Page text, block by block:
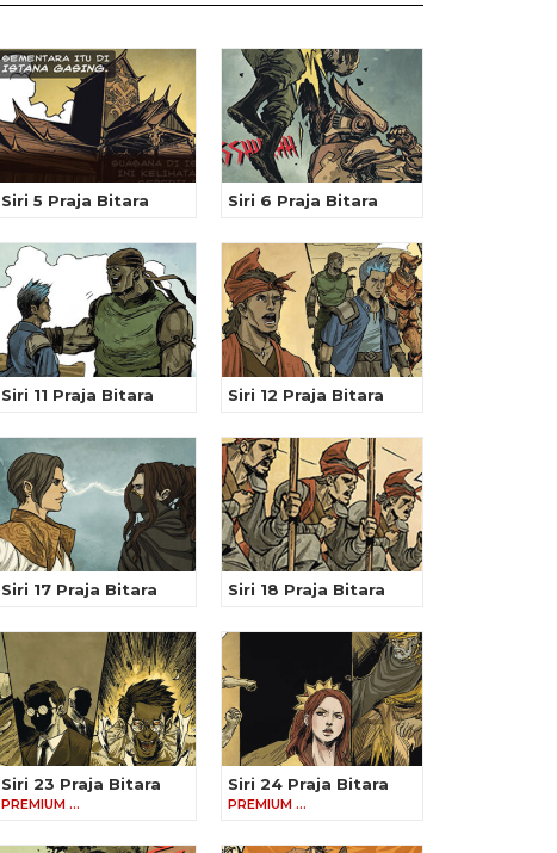
Siri 5 Praja Bitara Siri 6 Praja Bitara
Siri 11 Praja Bitara Siri 12 Praja Bitara
Siri 17 Praja Bitara Siri 18 Praja Bitara
Siri 23 Praja Bitara
PREMIUM …
Siri 24 Praja Bitara
PREMIUM …